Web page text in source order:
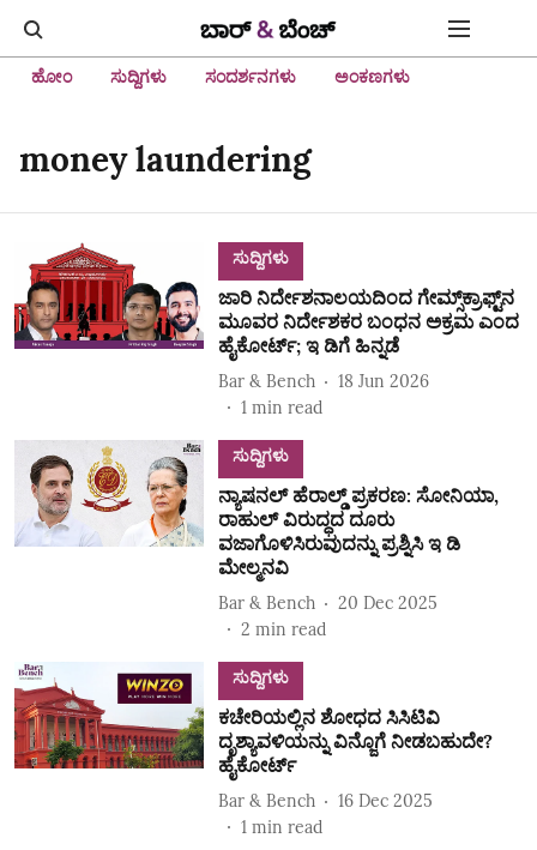
ಹೋಂ ಸುದ್ದಿಗಳು ಸಂದರ್ಶನಗಳು ಅಂಕಣಗಳು
money laundering
ಸುದ್ದಿಗಳು
ಜಾರಿ ನಿರ್ದೇಶನಾಲಯದಿಂದ ಗೇಮ್ಸ್‌ಕ್ರಾಫ್ಟ್‌ನ
ಮೂವರ ನಿರ್ದೇಶಕರ ಬಂಧನ ಅಕ್ರಮ ಎಂದ
ಹೈಕೋರ್ಟ್‌; ಇ ಡಿಗೆ ಹಿನ್ನಡೆ
Bar & Bench
18 Jun 2026
1 min read
ಸುದ್ದಿಗಳು
ನ್ಯಾಷನಲ್‌ ಹೆರಾಲ್ಡ್‌ ಪ್ರಕರಣ: ಸೋನಿಯಾ,
ರಾಹುಲ್‌ ವಿರುದ್ಧದ ದೂರು
ವಜಾಗೊಳಿಸಿರುವುದನ್ನು ಪ್ರಶ್ನಿಸಿ ಇ ಡಿ
ಮೇಲ್ಮನವಿ
Bar & Bench
20 Dec 2025
2 min read
ಸುದ್ದಿಗಳು
ಕಚೇರಿಯಲ್ಲಿನ ಶೋಧದ ಸಿಸಿಟಿವಿ
ದೃಶ್ಯಾವಳಿಯನ್ನು ವಿನ್ಜೊಗೆ ನೀಡಬಹುದೇ?
ಹೈಕೋರ್ಟ್‌
Bar & Bench
16 Dec 2025
1 min read